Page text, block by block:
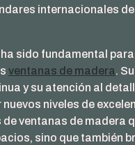
internacionales
sido fundamental
ventanas de madera.
y su atención al
niveles de
ventanas de madera
sino que también